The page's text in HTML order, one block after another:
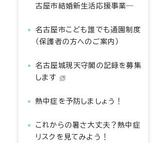
古屋市結婚新生活応援事業―
名古屋市こども誰でも通園制度
（保護者の方へのご案内）
名古屋城現天守閣の記録を募集
します
熱中症を予防しましょう！
これからの暑さ大丈夫？熱中症
リスクを見てみよう！